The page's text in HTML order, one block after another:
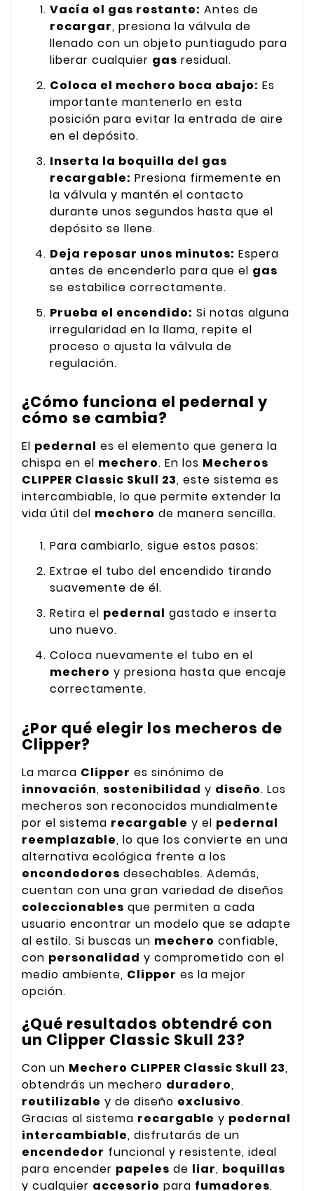
Vacía el gas restante: Antes de
recargar, presiona la válvula de
llenado con un objeto puntiagudo para
liberar cualquier gas residual.
Coloca el mechero boca abajo: Es
importante mantenerlo en esta
posición para evitar la entrada de aire
en el depósito.
Inserta la boquilla del gas
recargable: Presiona firmemente en
la válvula y mantén el contacto
durante unos segundos hasta que el
depósito se llene.
Deja reposar unos minutos: Espera
antes de encenderlo para que el gas
se estabilice correctamente.
Prueba el encendido: Si notas alguna
irregularidad en la llama, repite el
proceso o ajusta la válvula de
regulación.
¿Cómo funciona el pedernal y
cómo se cambia?
El pedernal es el elemento que genera la
chispa en el mechero. En los Mecheros
CLIPPER Classic Skull 23, este sistema es
intercambiable, lo que permite extender la
vida útil del mechero de manera sencilla.
Para cambiarlo, sigue estos pasos:
Extrae el tubo del encendido tirando
suavemente de él.
Retira el pedernal gastado e inserta
uno nuevo.
Coloca nuevamente el tubo en el
mechero y presiona hasta que encaje
correctamente.
¿Por qué elegir los mecheros de
Clipper?
La marca Clipper es sinónimo de
innovación, sostenibilidad y diseño. Los
mecheros son reconocidos mundialmente
por el sistema recargable y el pedernal
reemplazable, lo que los convierte en una
alternativa ecológica frente a los
encendedores desechables. Además,
cuentan con una gran variedad de diseños
coleccionables que permiten a cada
usuario encontrar un modelo que se adapte
al estilo. Si buscas un mechero confiable,
con personalidad y comprometido con el
medio ambiente, Clipper es la mejor
opción.
¿Qué resultados obtendré con
un Clipper Classic Skull 23?
Con un Mechero CLIPPER Classic Skull 23,
obtendrás un mechero duradero,
reutilizable y de diseño exclusivo.
Gracias al sistema recargable y pedernal
intercambiable, disfrutarás de un
encendedor funcional y resistente, ideal
para encender papeles de liar, boquillas
y cualquier accesorio para fumadores.